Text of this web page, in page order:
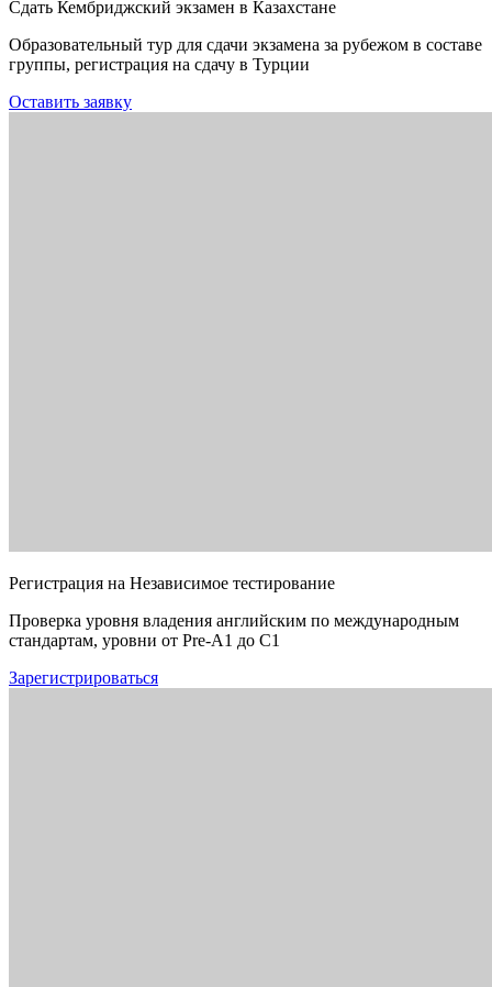
Сдать Кембриджский экзамен в Казахстане
Образовательный тур для сдачи экзамена за рубежом в составе
группы, регистрация на сдачу в Турции
Оставить заявку
Регистрация на Независимое тестирование
Проверка уровня владения английским по международным
стандартам, уровни от Pre-A1 до C1
Зарегистрироваться